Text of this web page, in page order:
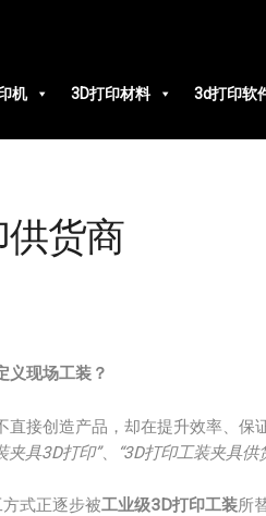
机 3D打印材料 3d打印软
货商
义现场工装？
直接创造产品，却在提升效率、保
夹具3D打印”、 “3D打印工装夹具供
式正逐步被工业级3D打印工装所